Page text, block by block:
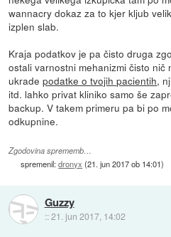
wannacry dokaz za to kjer kljub
izplen slab.
Kraja podatkov je pa čisto druga
ostali varnostni mehanizmi čisto nič
ukradepodatke o tvojih pacientih,
itd. lahko privat kliniko samo še
backup. V takem primeru pa bi po
odkupnine.
Zgodovina sprememb…
spremenil:dronyx (21. jun 2017 ob 14:01)
Guzzy
::21. jun 2017, 14:02